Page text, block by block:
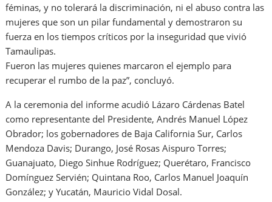
féminas, y no tolerará la discriminación, ni el abuso contra las
mujeres que son un pilar fundamental y demostraron su
fuerza en los tiempos críticos por la inseguridad que vivió
Tamaulipas.
Fueron las mujeres quienes marcaron el ejemplo para
recuperar el rumbo de la paz”, concluyó.
A la ceremonia del informe acudió Lázaro Cárdenas Batel
como representante del Presidente, Andrés Manuel López
Obrador; los gobernadores de Baja California Sur, Carlos
Mendoza Davis; Durango, José Rosas Aispuro Torres;
Guanajuato, Diego Sinhue Rodríguez; Querétaro, Francisco
Domínguez Servién; Quintana Roo, Carlos Manuel Joaquín
González; y Yucatán, Mauricio Vidal Dosal.